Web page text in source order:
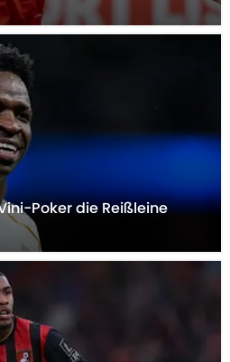
Poker die Reißleine